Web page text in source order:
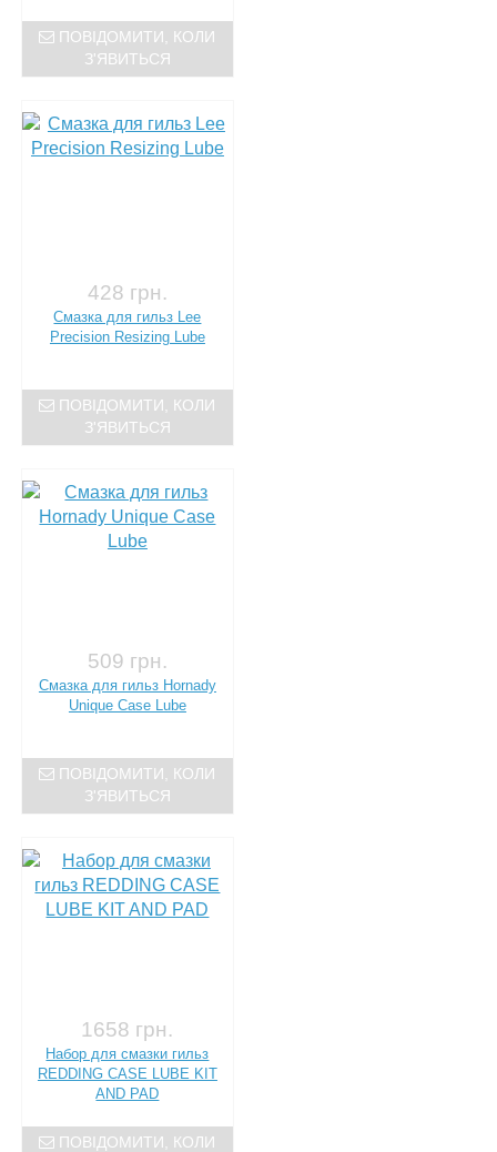
ПОВІДОМИТИ, КОЛИ
З'ЯВИТЬСЯ
428 грн.
Смазка для гильз Lee
Precision Resizing Lube
ПОВІДОМИТИ, КОЛИ
З'ЯВИТЬСЯ
509 грн.
Смазка для гильз Hornady
Unique Case Lube
ПОВІДОМИТИ, КОЛИ
З'ЯВИТЬСЯ
1658 грн.
Набор для смазки гильз
REDDING CASE LUBE KIT
AND PAD
ПОВІДОМИТИ, КОЛИ